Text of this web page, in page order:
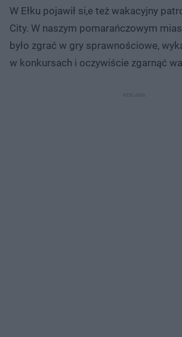
W Ełku pojawił si,e też wakacyjny
City. W naszym pomarańczowym
było zgrać w gry sprawnościowe,
w konkursach i oczywiście zgarnąć